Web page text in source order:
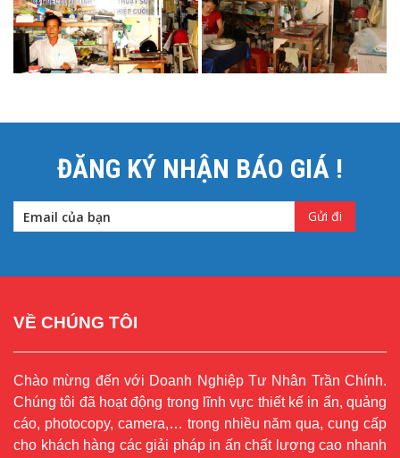
ĐĂNG KÝ NHẬN BÁO GIÁ !
VỀ CHÚNG TÔI
Chào mừng đến với Doanh Nghiệp Tư Nhân Trần Chính.
Chúng tôi đã hoạt động trong lĩnh vực thiết kế in ấn, quảng
cáo, photocopy, camera,… trong nhiều năm qua, cung cấp
cho khách hàng các giải pháp in ấn chất lượng cao nhanh